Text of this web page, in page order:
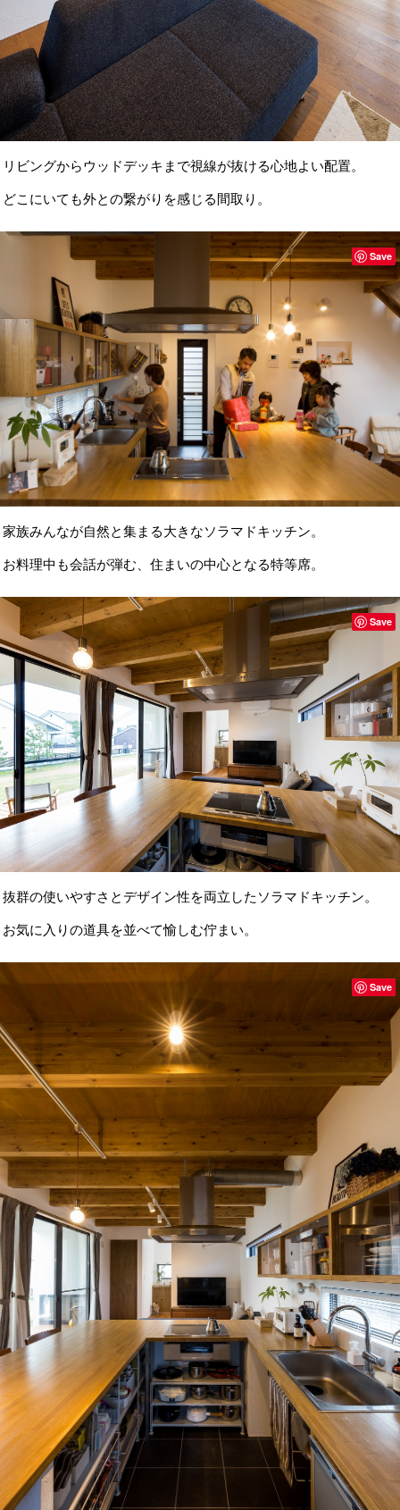
リビングからウッドデッキまで視線が抜ける心地よい配置。
どこにいても外との繋がりを感じる間取り。
家族みんなが自然と集まる大きなソラマドキッチン。
お料理中も会話が弾む、住まいの中心となる特等席。
Save
抜群の使いやすさとデザイン性を両立したソラマドキッチン。
お気に入りの道具を並べて愉しむ佇まい。
Save
Save